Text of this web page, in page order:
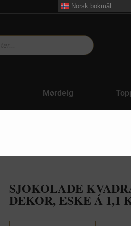
Norsk bokmål
Mørdeig
SJOKOLADE
DEKOR, ESKE Á 1,1